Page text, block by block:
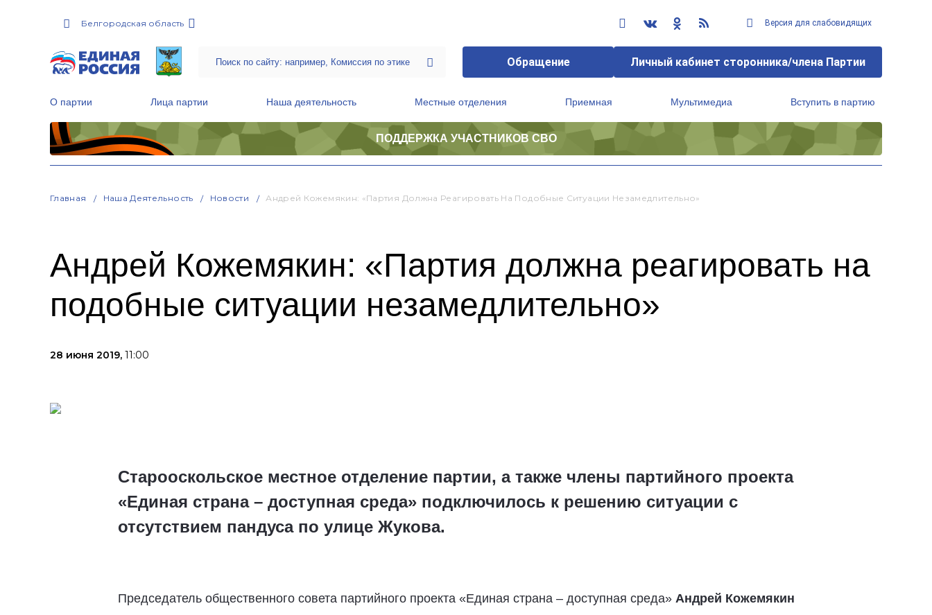
Белгородская область Версия для слабовидящих
Обращение Личный кабинет сторонника/члена Партии
О партии Лица партии Наша деятельность Местные отделения Приемная Мультимедиа Вступить в партию
ПОДДЕРЖКА УЧАСТНИКОВ СВО
Главная Наша Деятельность Новости Андрей Кожемякин: «Партия Должна Реагировать На Подобные Ситуации Незамедлительно»
Андрей Кожемякин: «Партия должна реагировать на
подобные ситуации незамедлительно»
28 июня 2019, 11:00
Старооскольское местное отделение партии, а также члены партийного проекта
«Единая страна – доступная среда» подключилось к решению ситуации с
отсутствием пандуса по улице Жукова.
Председатель общественного совета партийного проекта «Единая страна – доступная среда» Андрей Кожемякин